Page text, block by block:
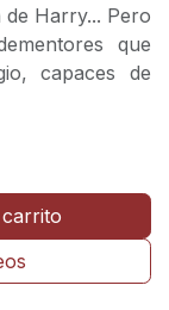
de Harry... Pero
que
capaces de